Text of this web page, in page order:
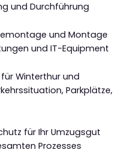
und Durchführung
und Montage
und IT-Equipment
Winterthur und
Parkplätze,
für Ihr Umzugsgut
Prozesses